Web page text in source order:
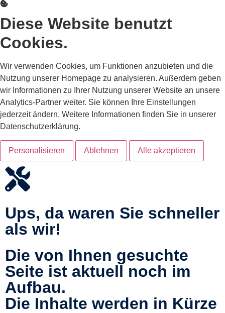
Diese Website benutzt
Cookies.
Wir verwenden Cookies, um Funktionen anzubieten und die
Nutzung unserer Homepage zu analysieren. Außerdem geben
wir Informationen zu Ihrer Nutzung unserer Website an unsere
Analytics-Partner weiter. Sie können Ihre Einstellungen
jederzeit ändern. Weitere Informationen finden Sie in unserer
Datenschutzerklärung.
Personalisieren Ablehnen Alle akzeptieren
Ups, da waren Sie schneller
als wir!
Die von Ihnen gesuchte
Seite ist aktuell noch im
Aufbau.
Die Inhalte werden in Kürze